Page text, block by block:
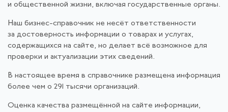
и общественной жизни, включая государственные органы.
Наш бизнес-справочник не несёт ответственности
за достоверность информации о товарах и услугах,
содержащихся на сайте, но делает всё возможное для
проверки и актуализации этих сведений.
В настоящее время в справочнике размещена информация
более чем о 291 тысячи организаций.
Оценка качества размещённой на сайте информации,